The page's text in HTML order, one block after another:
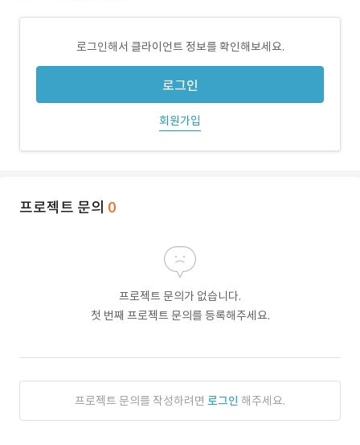
로그인해서 클라이언트 정보를 확인해보세요.
로그인
회원가입
프로젝트 문의 0
프로젝트 문의가 없습니다.
첫 번째 프로젝트 문의를 등록해주세요.
프로젝트 문의를 작성하려면 로그인 해주세요.